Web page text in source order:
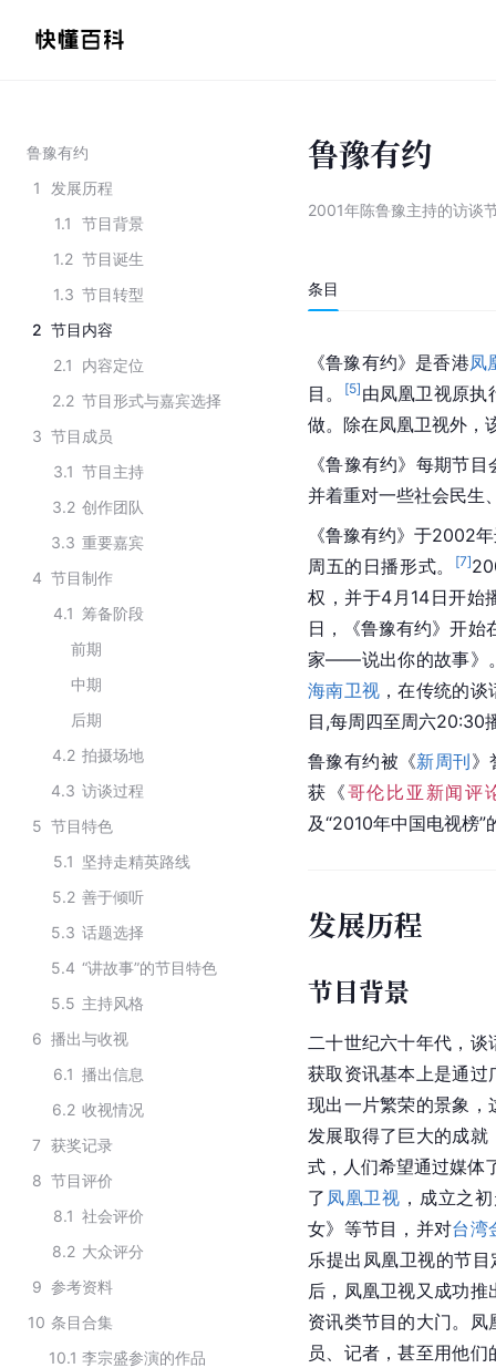
鲁豫有约
1
发展历程
1.1
节目背景
1.2 节目诞生
1.3 节目转型
2 节目内容
2.1
内容定位
2.2 节目形式与嘉宾选择
3 节目成员
3.1 节目主持
3.2 创作团队
3.3 重要嘉宾
4 节目制作
4.1 筹备阶段
前期
中期
后期
4.2 拍摄场地
4.3 访谈过程
5 节目特色
5.1 坚持走精英路线
5.2 善于倾听
5.3 话题选择
5.4 “讲故事”的节目特色
5.5 主持风格
6 播出与收视
6.1 播出信息
6.2 收视情况
7 获奖记录
8 节目评价
8.1 社会评价
8.2 大众评分
9 参考资料
10 条目合集
10.1 李宗盛参演的作品
鲁豫有约
2001年陈鲁豫主持的访谈
条目
《鲁豫有约》是香港凤
目。
[5] 由凤凰卫视原执
做。除在凤凰卫视外，
《鲁豫有约》每期节
并着重对一些社会民生
《鲁豫有约》于2002
周五的日播形式。
[7]
权，并于4月14日开始
日，《鲁豫有约》开始
家——说出你的故事》
海南卫视 ，在传统的
目,每周四至周六20:30
鲁豫有约被《新周刊》
获《哥伦比亚新闻评
及“2010年中国电视榜”
发展历程
节目背景
二十世纪六十年代，
获取资讯基本上是通过
现出一片繁荣的景象，
发展取得了巨大的成
式，人们希望通过媒体
了 凤凰卫视 ，成立之
女》等节目，并对台湾
乐提出凤凰卫视的节
后，凤凰卫视又成功推
资讯类节目的大门。
员、记者，甚至用他